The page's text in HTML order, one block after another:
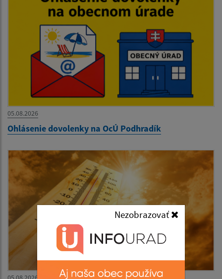
Nezobrazovať
05.08.2026
Ohlásenie dovolenky na OcÚ Podhradík